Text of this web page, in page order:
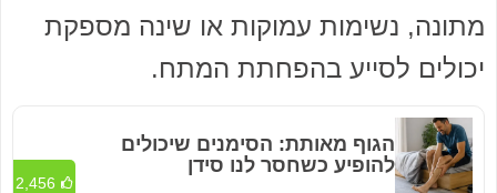
מתונה, נשימות עמוקות או שינה מספקת
יכולים לסייע בהפחתת המתח.
הגוף מאותת: הסימנים שיכולים
להופיע כשחסר לנו סידן
2,456